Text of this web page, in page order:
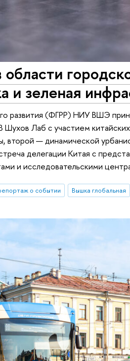
и зеленая
развития (ФГРР) НИУ ВШЭ
Лаб с участием
второй — динамической
делегации Китая с
и исследовательскими
о событии Вышка глобальная